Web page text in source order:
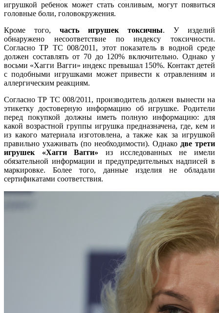
игрушкой ребенок может стать сонливым, могут появиться
головные боли, головокружения.
Кроме того, часть игрушек токсичны. У изделий
обнаружено несоответствие по индексу токсичности.
Согласно ТР ТС 008/2011, этот показатель в водной среде
должен составлять от 70 до 120% включительно. Однако у
восьми «Хагги Вагги» индекс превышал 150%. Контакт детей
с подобными игрушками может привести к отравлениям и
аллергическим реакциям.
Согласно ТР ТС 008/2011, производитель должен вынести на
этикетку достоверную информацию об игрушке. Родители
перед покупкой должны иметь полную информацию: для
какой возрастной группы игрушка предназначена, где, кем и
из какого материала изготовлена, а также как за игрушкой
правильно ухаживать (по необходимости). Однако две трети
игрушек «Хагги Вагги» из исследованных не имели
обязательной информации и предупредительных надписей в
маркировке. Более того, данные изделия не обладали
сертификатами соответствия.